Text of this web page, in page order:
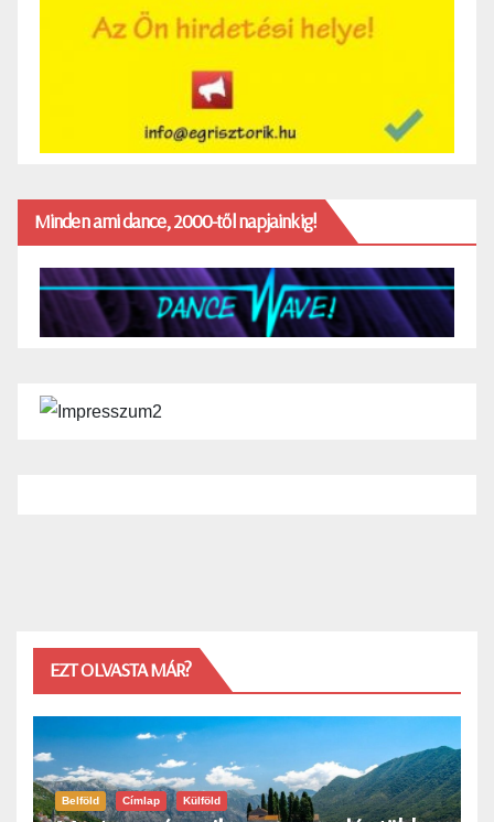
Minden ami dance, 2000-től napjainkig!
EZT OLVASTA MÁR?
Belföld Címlap Külföld